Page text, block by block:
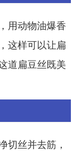
用动物油爆香
这样可以让扁
道扁豆丝既美
切丝并去筋，